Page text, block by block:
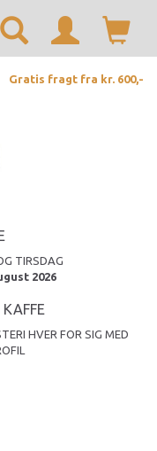
Gratis fragt fra kr. 600,-
TIRSDAG
2026
HVER FOR SIG MED